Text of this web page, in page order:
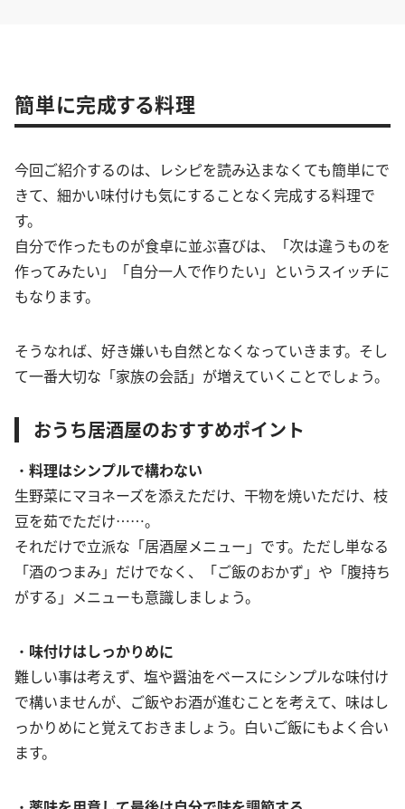
簡単に完成する料理
今回ご紹介するのは、レシピを読み込まなくても簡単にで
きて、細かい味付けも気にすることなく完成する料理で
す。
自分で作ったものが食卓に並ぶ喜びは、「次は違うものを
作ってみたい」「自分一人で作りたい」というスイッチに
もなります。
そうなれば、好き嫌いも自然となくなっていきます。そし
て一番大切な「家族の会話」が増えていくことでしょう。
おうち居酒屋のおすすめポイント
・ 料理はシンプルで構わない
生野菜にマヨネーズを添えただけ、干物を焼いただけ、枝
豆を茹でただけ……。
それだけで立派な「居酒屋メニュー」です。ただし単なる
「酒のつまみ」だけでなく、「ご飯のおかず」や「腹持ち
がする」メニューも意識しましょう。
・ 味付けはしっかりめに
難しい事は考えず、塩や醤油をベースにシンプルな味付け
で構いませんが、ご飯やお酒が進むことを考えて、味はし
っかりめにと覚えておきましょう。白いご飯にもよく合い
ます。